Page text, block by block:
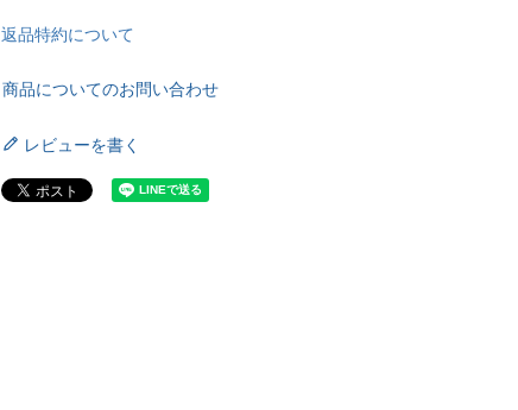
返品特約について
商品についてのお問い合わせ
レビューを書く